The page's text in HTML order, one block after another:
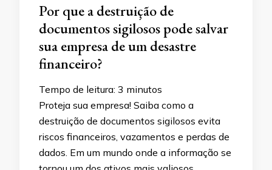
Por que a destruição de
documentos sigilosos pode salvar
sua empresa de um desastre
financeiro?
Tempo de leitura: 3 minutos
Proteja sua empresa! Saiba como a
destruição de documentos sigilosos evita
riscos financeiros, vazamentos e perdas de
dados. Em um mundo onde a informação se